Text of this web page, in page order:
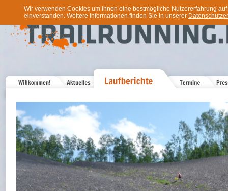
Wir verwenden Cookies um Ihnen eine bestmögliche Nutzererfahrung
einverstanden. Weitere Informationen finden Sie in unserer